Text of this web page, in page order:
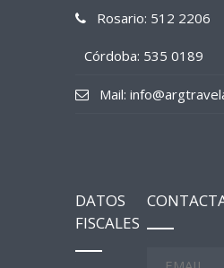
Rosario: 512 2206
Córdoba: 535 0189
Mail:
DATOS
FISCALES